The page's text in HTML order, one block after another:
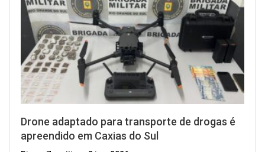
Drone adaptado para transporte de drogas é
apreendido em Caxias do Sul